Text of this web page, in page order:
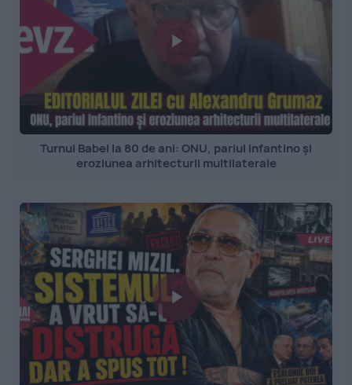
Turnul Babel la 80 de ani: ONU, pariul Infantino și
eroziunea arhitecturii multilaterale